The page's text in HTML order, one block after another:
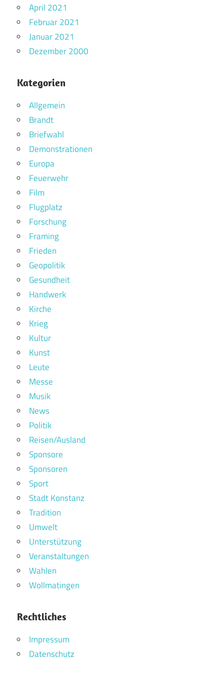
April 2021
Februar 2021
Januar 2021
Dezember 2000
Kategorien
Allgemein
Brandt
Briefwahl
Demonstrationen
Europa
Feuerwehr
Film
Flugplatz
Forschung
Framing
Frieden
Geopolitik
Gesundheit
Handwerk
Kirche
Krieg
Kultur
Kunst
Leute
Messe
Musik
News
Politik
Reisen/Ausland
Sponsore
Sponsoren
Sport
Stadt Konstanz
Tradition
Umwelt
Unterstützung
Veranstaltungen
Wahlen
Wollmatingen
Rechtliches
Impressum
Datenschutz